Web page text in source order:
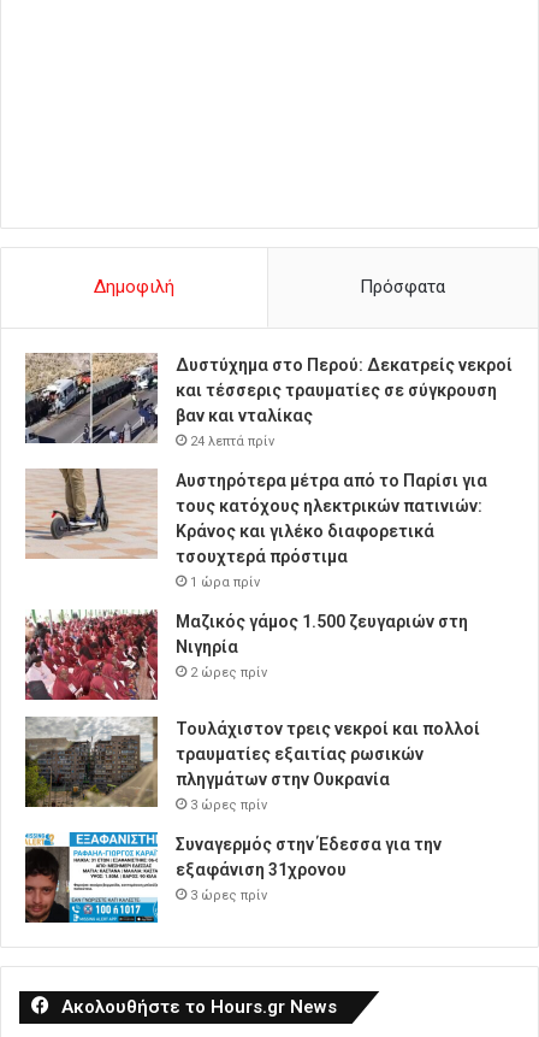
Δημοφιλή Πρόσφατα
Δυστύχημα στο Περού: Δεκατρείς νεκροί
και τέσσερις τραυματίες σε σύγκρουση
βαν και νταλίκας
24 λεπτά πρίν
Αυστηρότερα μέτρα από το Παρίσι για
τους κατόχους ηλεκτρικών πατινιών:
Κράνος και γιλέκο διαφορετικά
τσουχτερά πρόστιμα
1 ώρα πρίν
Μαζικός γάμος 1.500 ζευγαριών στη
Νιγηρία
2 ώρες πρίν
Τουλάχιστον τρεις νεκροί και πολλοί
τραυματίες εξαιτίας ρωσικών
πληγμάτων στην Ουκρανία
3 ώρες πρίν
Συναγερμός στην Έδεσσα για την
εξαφάνιση 31χρονου
3 ώρες πρίν
Ακολουθήστε το Hours.gr News